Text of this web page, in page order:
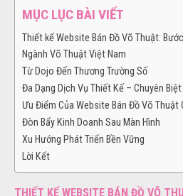
MỤC LỤC BÀI VIẾT
Thiết kế Website Bán Đồ Võ Thuật:
Ngành Võ Thuật Việt Nam
Từ Dojo Đến Thương Trường Số
Đa Dạng Dịch Vụ Thiết Kế – Chuyên
Ưu Điểm Của Website Bán Đồ Võ Thuật
Đòn Bẩy Kinh Doanh Sau Màn Hình
Xu Hướng Phát Triển Bền Vững
Lời Kết
THIẾT KẾ WEBSITE BÁN ĐỒ VÕ